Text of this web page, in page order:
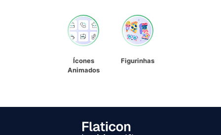
Ícones
Animados
Figurinhas